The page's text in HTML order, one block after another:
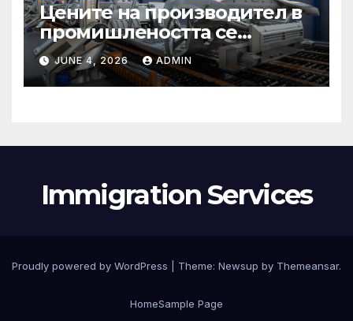
Цените на производител в
промишлеността се
понижават с 0,7% в
еврозоната и с 0,5% в ЕС
JUNE 4, 2026 ADMIN
Immigration Services
Proudly powered by WordPress Theme: Newsup by Themeansar.
HomeSample Page